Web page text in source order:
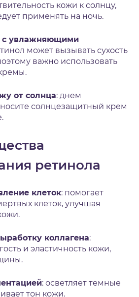
кожи к солнцу,
применять на ночь.
с увлажняющими
может вызывать сухость
важно использовать
от солнца: днем
солнцезащитный крем
ретинола
клеток: помогает
клеток, улучшая
коллагена:
и эластичность кожи,
: осветляет темные
тон кожи.